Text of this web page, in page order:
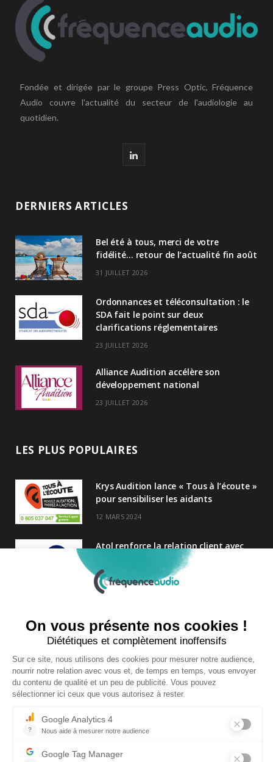
Fondée et dirigée par le groupe Press Optic, Fréquence
Audio couvre l'actualité du secteur de l'audiologie au
quotidien.
L
e
n
DERNIERS ARTICLES
Bel été à tous, merci de votre
fidélité… retour de l’actualité fin août
31 JUILLET 2026
Ordonnances et téléconsultation : le
SDA fait le point sur deux
clarifications réglementaires
23 JUILLET 2026
Alliance Audition accélère son
développement national
23 JUILLET 2026
LES PLUS POPULAIRES
Krys Audition lance « Tous à l’écoute »
pour sensibiliser les aidants
12 MARS 2024
Atol renforce la relation client avec
une nouvelle campagne axée sur la
satisfaction
25 FÉVRIER 2025
Audition Conseil
27 MARS 2024
Copyright © 2026 | Tous droits réservés |